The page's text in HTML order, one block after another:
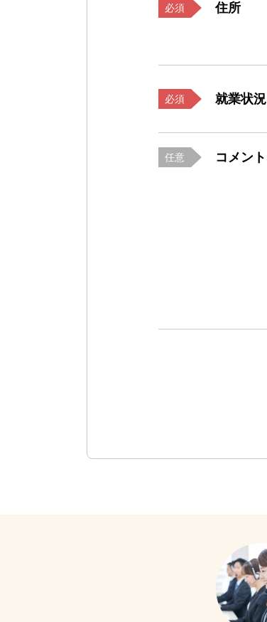
必須 住所
必須 就業状況
任意 コメント